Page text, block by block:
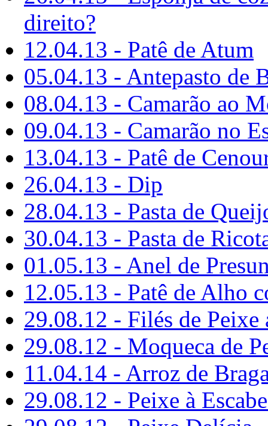
direito?
12.04.13 - Patê de Atum
05.04.13 - Antepasto de
08.04.13 - Camarão ao
09.04.13 - Camarão no
13.04.13 - Patê de
26.04.13 - Dip
28.04.13 - Pasta de
30.04.13 - Pasta de
01.05.13 - Anel de
12.05.13 - Patê de Alho
29.08.12 - Filés de
29.08.12 - Moqueca de
11.04.14 - Arroz de
29.08.12 - Peixe à